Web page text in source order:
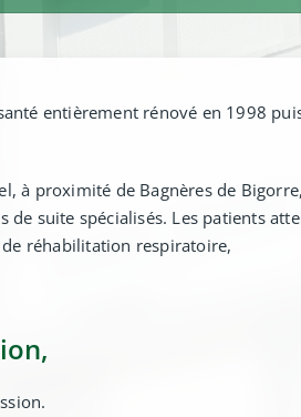
entièrement rénové en 1998
à proximité de Bagnères de
suite spécialisés. Les patients
réhabilitation respiratoire,